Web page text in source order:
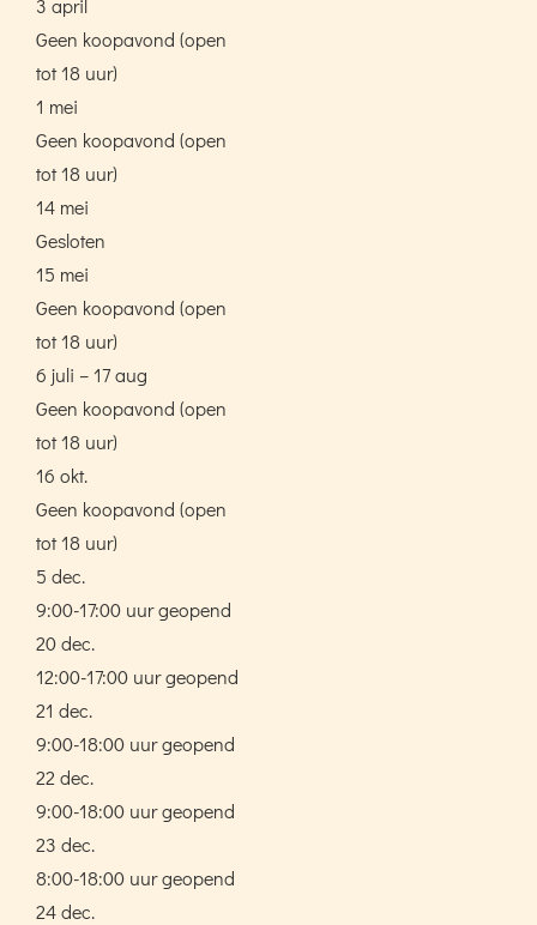
3 april
Geen koopavond (open
tot 18 uur)
1 mei
Geen koopavond (open
tot 18 uur)
14 mei
Gesloten
15 mei
Geen koopavond (open
tot 18 uur)
6 juli – 17 aug
Geen koopavond (open
tot 18 uur)
16 okt.
Geen koopavond (open
tot 18 uur)
5 dec.
9:00-17:00 uur geopend
20 dec.
12:00-17:00 uur geopend
21 dec.
9:00-18:00 uur geopend
22 dec.
9:00-18:00 uur geopend
23 dec.
8:00-18:00 uur geopend
24 dec.